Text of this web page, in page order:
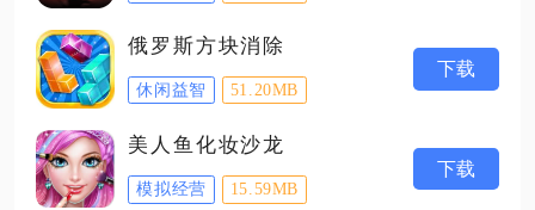
俄罗斯方块消除
休闲益智 51.20MB
下载
美人鱼化妆沙龙
模拟经营 15.59MB
下载